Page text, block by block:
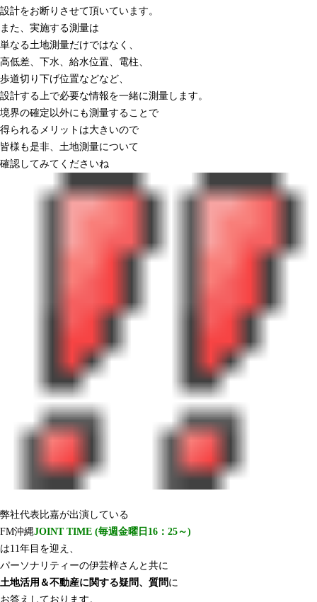
設計をお断りさせて頂いています。
また、実施する測量は
単なる土地測量だけではなく、
高低差、下水、給水位置、電柱、
歩道切り下げ位置などなど、
設計する上で必要な情報を一緒に測量します。
境界の確定以外にも測量することで
得られるメリットは大きいので
皆様も是非、土地測量について
確認してみてくださいね
弊社代表比嘉が出演している
FM沖縄JOINT TIME (毎週金曜日16：25～)
は11年目を迎え、
パーソナリティーの伊芸梓さんと共に
土地活用＆不動産に関する疑問、質問 に
お答えしております。